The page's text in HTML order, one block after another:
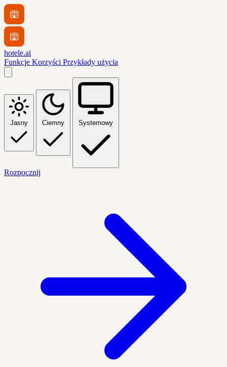
hotele.ai
Funkcje Korzyści Przykłady użycia
Jasny Ciemny Systemowy
Rozpocznij